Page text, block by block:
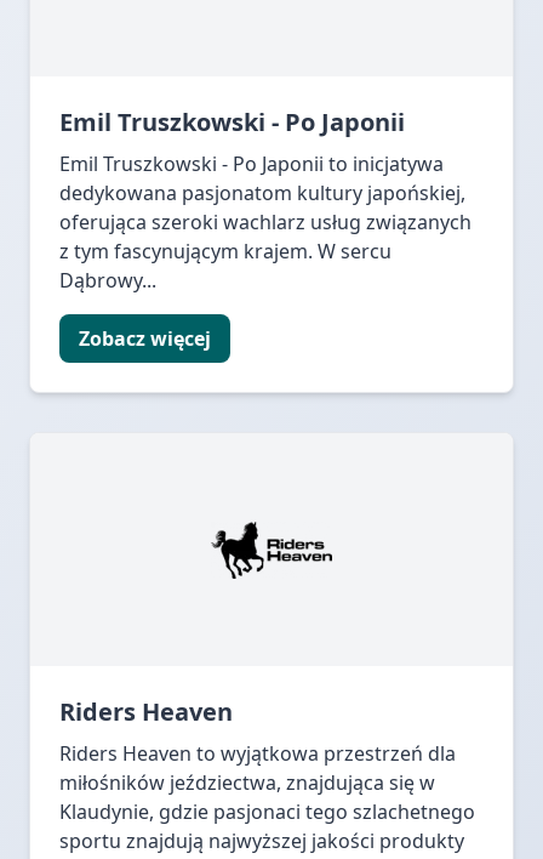
Emil Truszkowski - Po Japonii
Emil Truszkowski - Po Japonii to inicjatywa
dedykowana pasjonatom kultury japońskiej,
oferująca szeroki wachlarz usług związanych
z tym fascynującym krajem. W sercu
Dąbrowy...
Zobacz więcej
Riders Heaven
Riders Heaven to wyjątkowa przestrzeń dla
miłośników jeździectwa, znajdująca się w
Klaudynie, gdzie pasjonaci tego szlachetnego
sportu znajdują najwyższej jakości produkty